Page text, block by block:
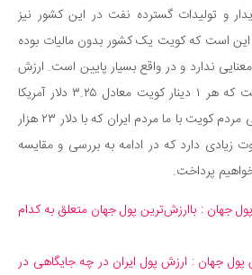
و تولیدات گسترده نفت در این کشور نیز
این است که کویت یک کشور بدون مالیات بوده
ندارد و در واقع بسیار پایین است. ارزش
پول کویت به قدری بالا است که هر ۱ دینار کویت معادل ۳.۲۵ دلار آمریکا
است. در نتیجه سبک زندگی مردم کویت با ما مردم ایران که با دلار ۲۳ هزار
زیادی دارد که در ادامه به بررسی و مقایسه
پرداخت.
جهان : باارزش‌ترین پول جهان متعلق به کدام
پول جهان : ارزش پول ایران در چه جایگاهی در